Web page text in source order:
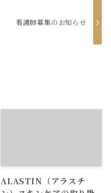
看護師募集のお知らせ
ALASTIN（アラスチ